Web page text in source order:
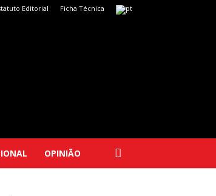
Editorial Ficha Técnica
OPINIÃO